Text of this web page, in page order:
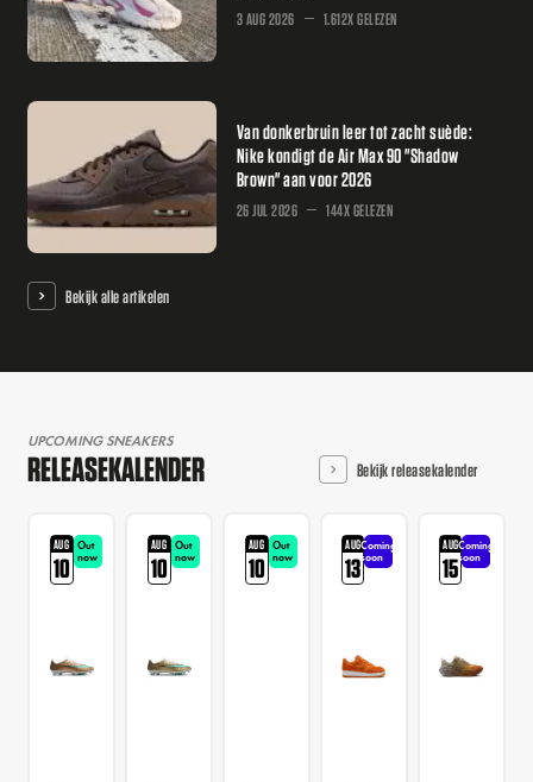
3 AUG 2026 1.612X GELEZEN
Van donkerbruin leer tot zacht suède:
Nike kondigt de Air Max 90 "Shadow
Brown" aan voor 2026
26 JUL 2026 144X GELEZEN
Bekijk alle artikelen
UPCOMING SNEAKERS
RELEASEKALENDER Bekijk releasekalender
AUG
10
Out
now
AUG
10
Out
now
AUG
10
Out
now
AUG
13
Coming
soon
AUG
15
Coming
soon